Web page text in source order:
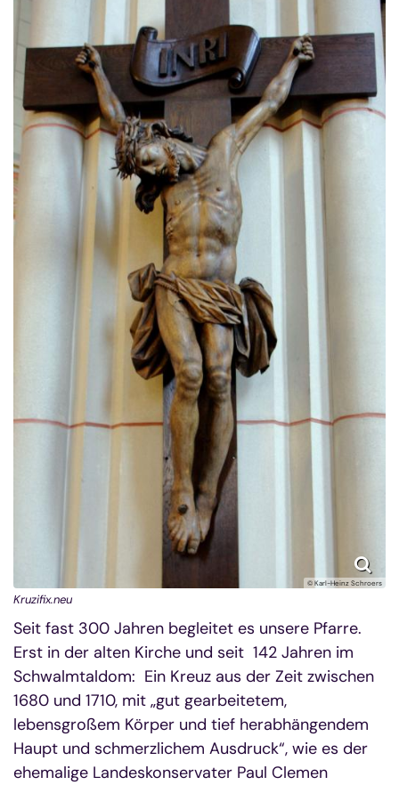
© Karl-Heinz Schroers
Kruzifix.neu
Seit fast 300 Jahren begleitet es unsere Pfarre.
Erst in der alten Kirche und seit 142 Jahren im
Schwalmtaldom: Ein Kreuz aus der Zeit zwischen
1680 und 1710, mit „gut gearbeitetem,
lebensgroßem Körper und tief herabhängendem
Haupt und schmerzlichem Ausdruck“, wie es der
ehemalige Landeskonservater Paul Clemen